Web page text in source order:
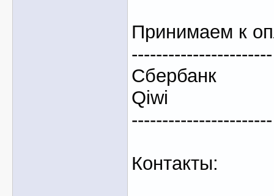
Принимаем к
-----------------------
Сбербанк
Qiwi
-----------------------
Контакты: